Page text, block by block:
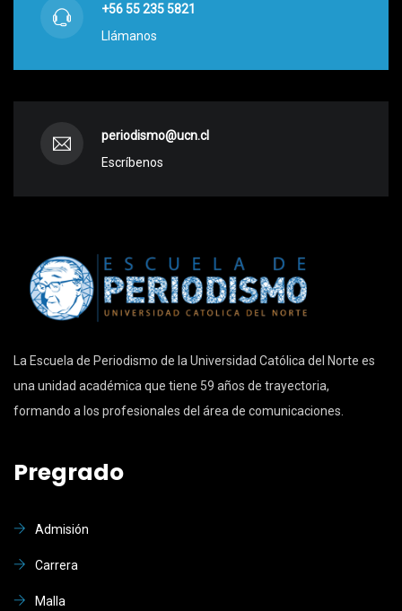
+56 55 235 5821
Llámanos
periodismo@ucn.cl
Escríbenos
La Escuela de Periodismo de la Universidad Católica del Norte es
una unidad académica que tiene 59 años de trayectoria,
formando a los profesionales del área de comunicaciones.
Pregrado
Admisión
Carrera
Malla